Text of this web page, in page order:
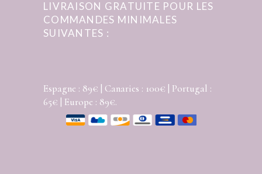
LIVRAISON GRATUITE POUR LES
COMMANDES MINIMALES
SUIVANTES :
Espagne : 89€ | Canaries : 100€ | Portugal :
65€ | Europe : 89€.